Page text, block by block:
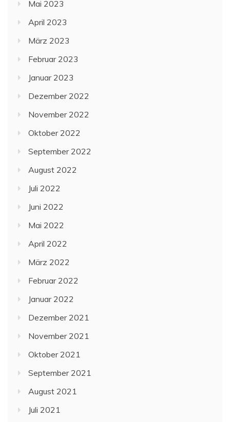
Mai 2023
April 2023
März 2023
Februar 2023
Januar 2023
Dezember 2022
November 2022
Oktober 2022
September 2022
August 2022
Juli 2022
Juni 2022
Mai 2022
April 2022
März 2022
Februar 2022
Januar 2022
Dezember 2021
November 2021
Oktober 2021
September 2021
August 2021
Juli 2021